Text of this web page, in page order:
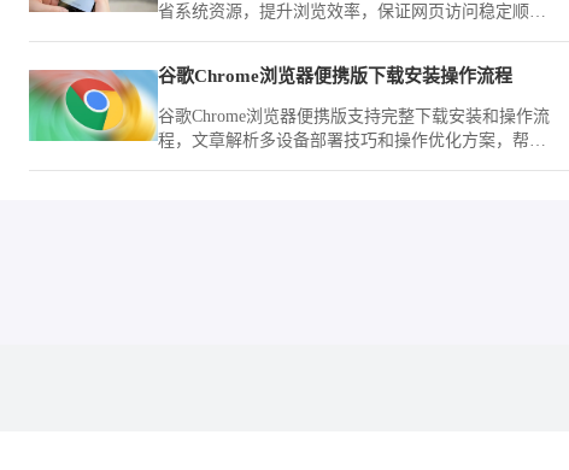
省系统资源，提升浏览效率，保证网页访问稳定顺
谷歌Chrome浏览器便携版下载安装操作流程
谷歌Chrome浏览器便携版支持完整下载安装和操作流
程，文章解析多设备部署技巧和操作优化方案，帮助